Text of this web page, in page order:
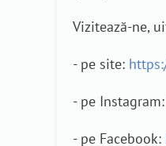
Vizitează-ne,
- pe site:
- pe Instagram:
- pe Facebook: